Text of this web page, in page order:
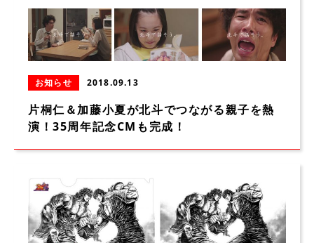
お知らせ 2018.09.13
片桐仁＆加藤小夏が北斗でつながる親子を熱
演！35周年記念CMも完成！